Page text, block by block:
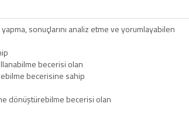
sonuçlarını analiz etme ve yorumlayabilen
becerisi olan
becerisine sahip
dönüştürebilme becerisi olan